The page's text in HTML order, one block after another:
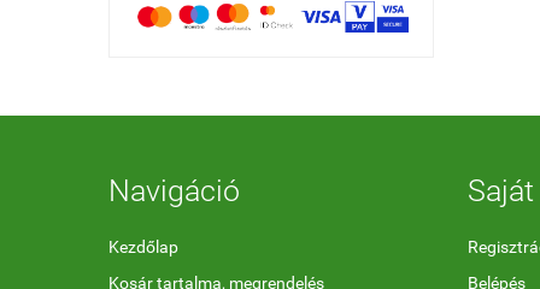
Navigáció
Kezdőlap
Kosár tartalma, megrendelés
Belépés